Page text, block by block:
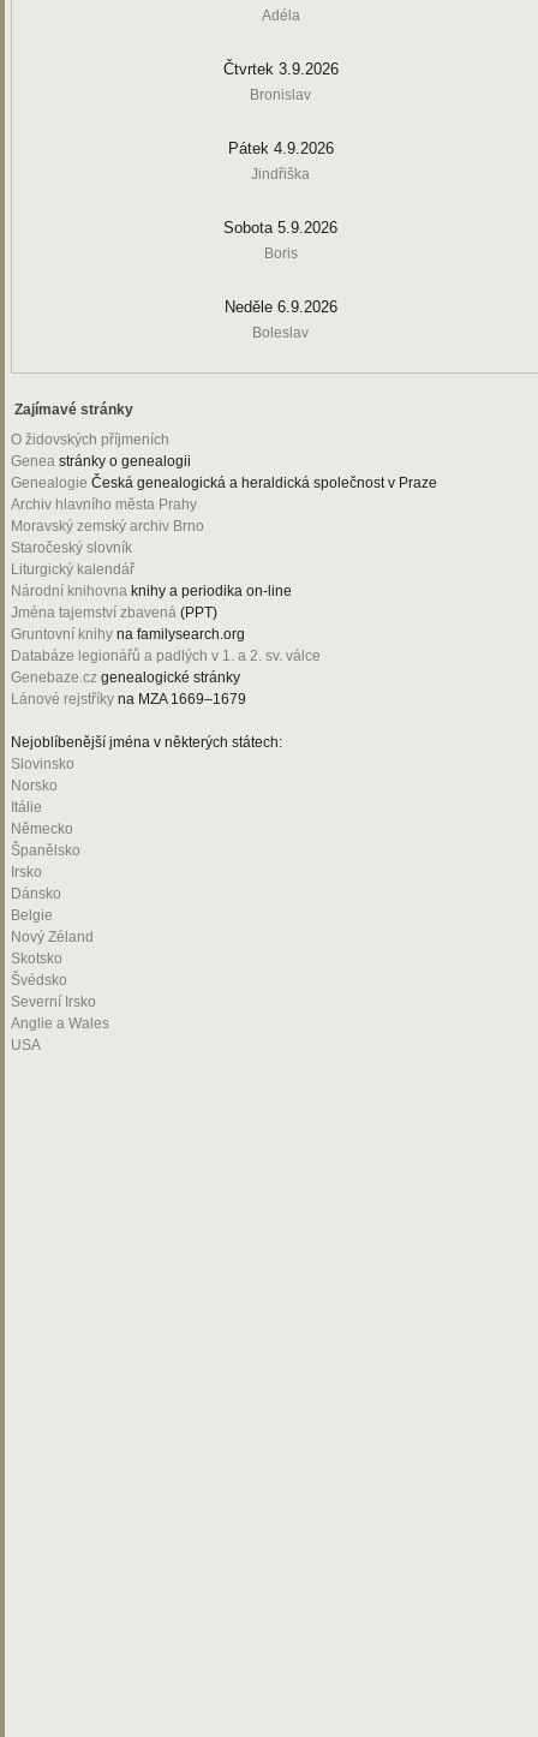
Adéla
Čtvrtek 3.9.2026
Bronislav
Pátek 4.9.2026
Jindřiška
Sobota 5.9.2026
Boris
Neděle 6.9.2026
Boleslav
Zajímavé stránky
O židovských příjmeních
Genea stránky o genealogii
Genealogie Česká genealogická a heraldická společnost v Praze
Archiv hlavního města Prahy
Moravský zemský archiv Brno
Staročeský slovník
Liturgický kalendář
Národní knihovna knihy a periodika on-line
Jména tajemství zbavená (PPT)
Gruntovní knihy na familysearch.org
Databáze legionářů a padlých v 1. a 2. sv. válce
Genebaze.cz genealogické stránky
Lánové rejstříky na MZA 1669–1679
Nejoblíbenější jména v některých státech:
Slovinsko
Norsko
Itálie
Německo
Španělsko
Irsko
Dánsko
Belgie
Nový Zéland
Skotsko
Švédsko
Severní Irsko
Anglie a Wales
USA